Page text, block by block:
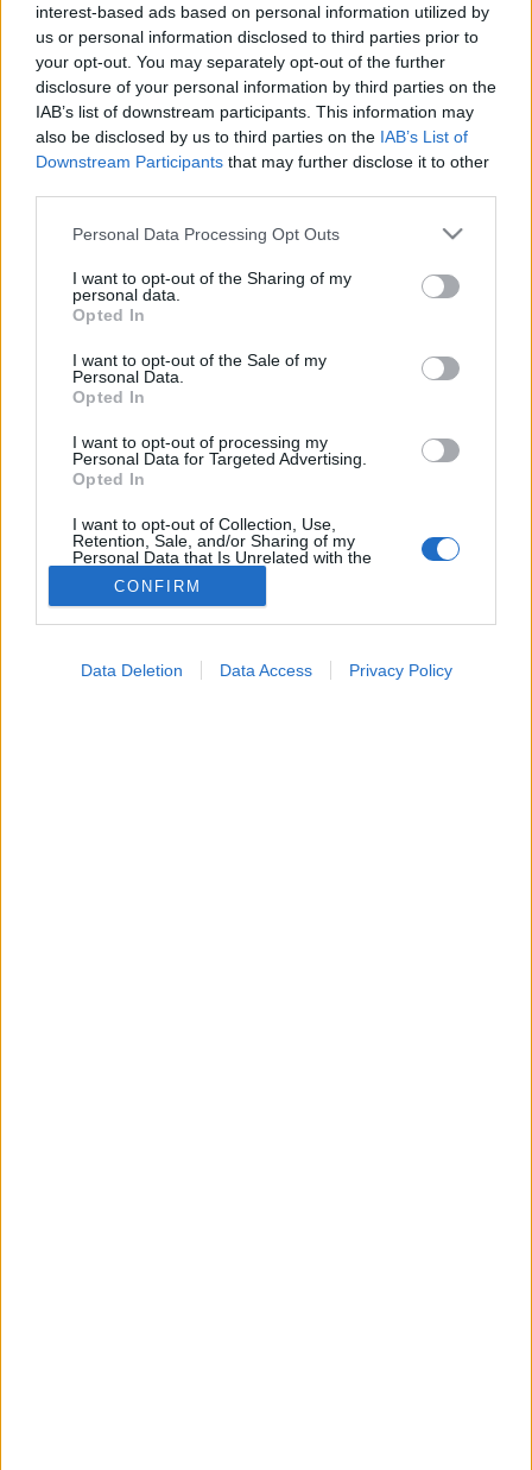
interest-based ads based on personal information utilized by
us or personal information disclosed to third parties prior to
your opt-out. You may separately opt-out of the further
disclosure of your personal information by third parties on the
IAB’s list of downstream participants. This information may
also be disclosed by us to third parties on the IAB’s List of
Downstream Participants that may further disclose it to other
Please note that this website/app uses one or more Google
not limited to your visit or usage behaviour. You may click to
grant or deny consent to Google and its third-party tags to
use your data for below specified purposes in below Google
consent section.
Personal Data Processing Opt Outs
I want to opt-out of the Sharing of my
personal data.
Opted In
I want to opt-out of the Sale of my
Personal Data.
Opted In
I want to opt-out of processing my
Personal Data for Targeted Advertising.
Opted In
I want to opt-out of Collection, Use,
Retention, Sale, and/or Sharing of my
Personal Data that Is Unrelated with the
Purposes for which it was collected.
Opted Out
CONFIRM
Data Deletion Data Access Privacy Policy
Táplálkozás
Megosztás
Küldés Küldés Messengeren